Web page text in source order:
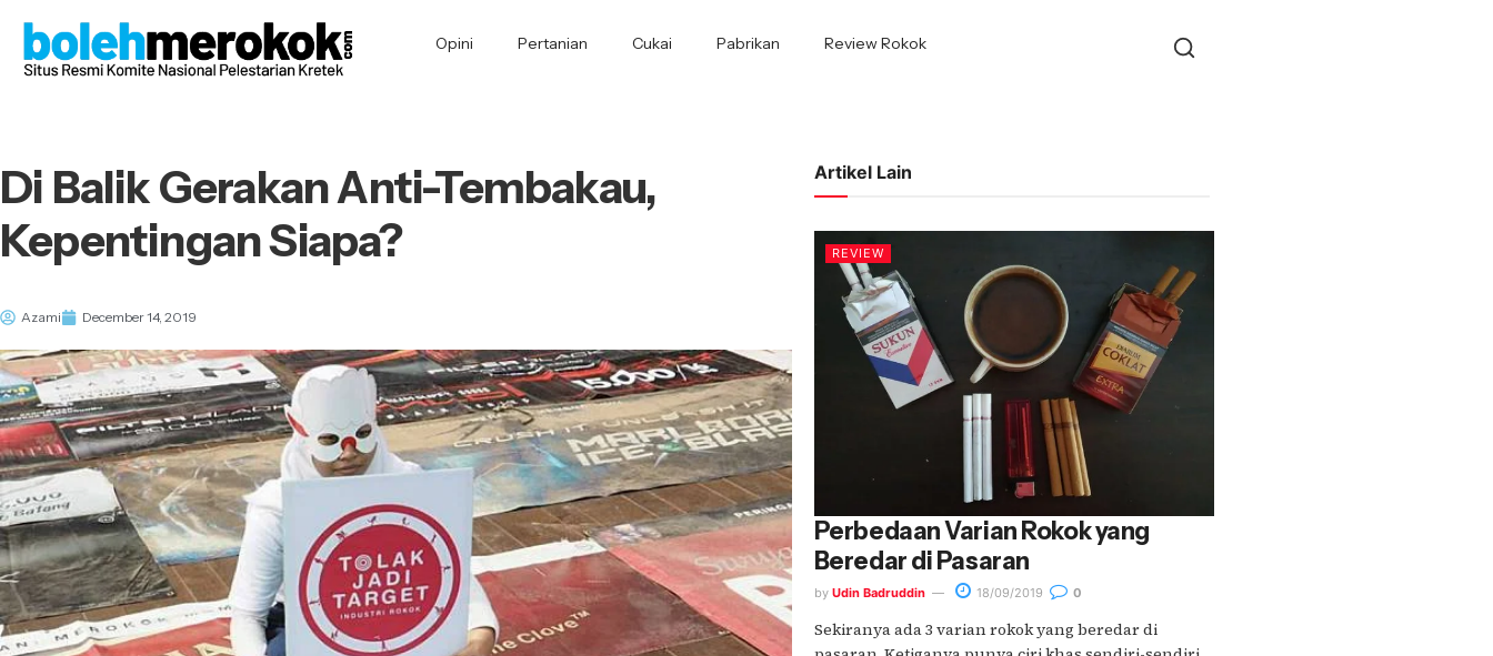
Opini Pertanian Cukai Pabrikan Review Rokok
Di Balik Gerakan Anti-Tembakau,
Kepentingan Siapa?
Azami December 14, 2019
Artikel Lain
REVIEW
Perbedaan Varian Rokok yang
Beredar di Pasaran
by Udin Badruddin 18/09/2019 0
Sekiranya ada 3 varian rokok yang beredar di